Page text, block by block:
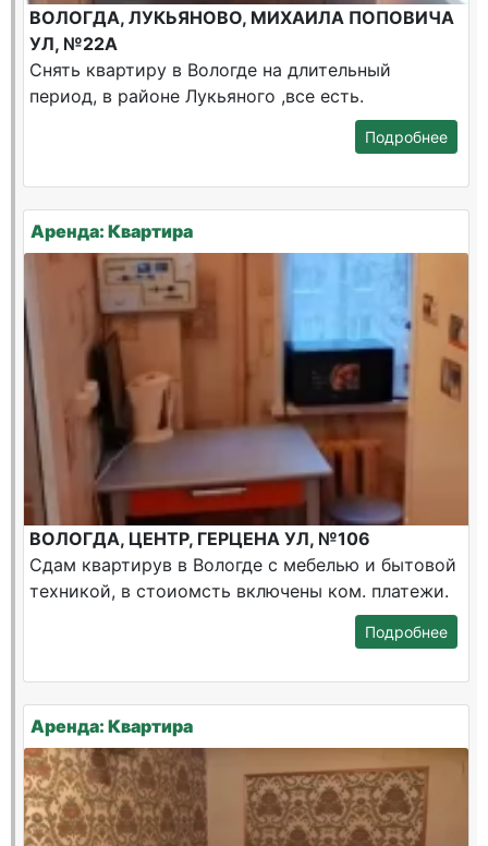
ВОЛОГДА, ЛУКЬЯНОВО, МИХАИЛА ПОПОВИЧА
УЛ, №22А
Снять квартиру в Вологде на длительный
период, в районе Лукьяного ,все есть.
Подробнее
Аренда: Квартира
ВОЛОГДА, ЦЕНТР, ГЕРЦЕНА УЛ, №106
Сдам квартирув в Вологде с мебелью и бытовой
техникой, в стоиомсть включены ком. платежи.
Подробнее
Аренда: Квартира